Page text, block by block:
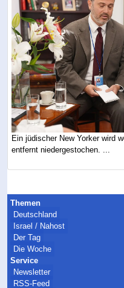
Ein jüdischer New Yorker wird
entfernt niedergestochen. ...
Themen
Deutschland
Israel / Nahost
Der Tag
Die Woche
Service
Newsletter
RSS-Feed